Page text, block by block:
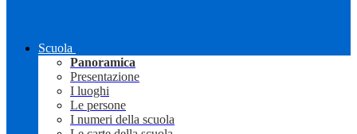
Scuola
Panoramica
Presentazione
I luoghi
Le persone
I numeri della scuola